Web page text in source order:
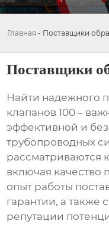
Главная - Поставщики
Поставщики
Найти надежного
клапанов 100 –
эффективной и
трубопроводных
рассматриваются
включая
опыт работы
гарантии, а также
репутации